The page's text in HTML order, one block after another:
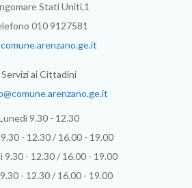
Stati Uniti,1
010 9127581
Servizi ai Cittadini
9.30 - 12.30
- 12.30 / 16.00 - 19.00
9.30 - 12.30 / 16.00 - 19.00
- 12.30 / 16.00 - 19.00